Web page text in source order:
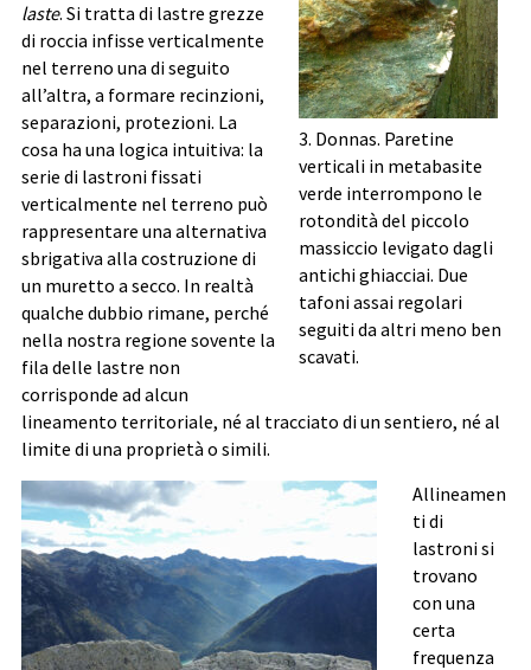
3. Donnas. Paretine
verticali in metabasite
verde interrompono le
rotondità del piccolo
massiccio levigato dagli
antichi ghiacciai. Due
tafoni assai regolari
seguiti da altri meno ben
scavati.
laste. Si tratta di lastre grezze
di roccia infisse verticalmente
nel terreno una di seguito
all’altra, a formare recinzioni,
separazioni, protezioni. La
cosa ha una logica intuitiva: la
serie di lastroni fissati
verticalmente nel terreno può
rappresentare una alternativa
sbrigativa alla costruzione di
un muretto a secco. In realtà
qualche dubbio rimane, perché
nella nostra regione sovente la
fila delle lastre non
corrisponde ad alcun
lineamento territoriale, né al tracciato di un sentiero, né al
limite di una proprietà o simili.
Allineamen
ti di
lastroni si
trovano
con una
certa
frequenza